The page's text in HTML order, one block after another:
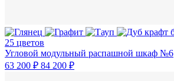
25 цветов
Угловой модульный распашной шкаф №6
63 200 ₽ 84 200 ₽